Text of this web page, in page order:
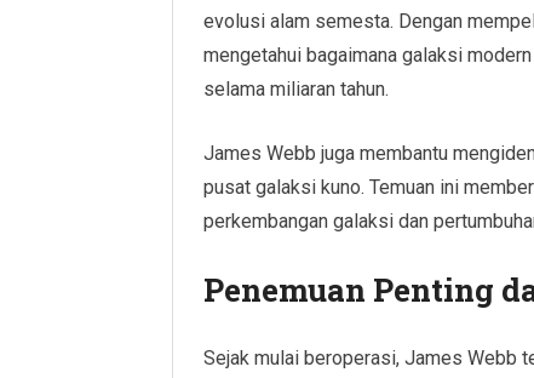
evolusi alam semesta. Dengan
mengetahui bagaimana galaksi
selama miliaran tahun.
James Webb juga membantu
pusat galaksi kuno. Temuan ini
perkembangan galaksi dan
Penemuan Penting
Sejak mulai beroperasi, James Webb